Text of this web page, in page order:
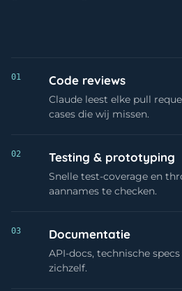
01 Code reviews
Claude leest elke pull
cases die wij missen.
02 Testing & prototyping
Snelle test-coverage en
aannames te checken.
03 Documentatie
API-docs, technische
zichzelf.